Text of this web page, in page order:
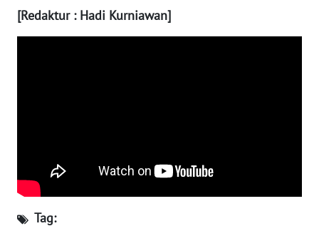
[Redaktur : Hadi Kurniawan]
Tag:
WN